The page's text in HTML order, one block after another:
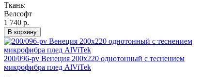
Ткань:
Велсофт
1 740 р.
В корзину
200/096-pv Венеция 200х220 однотонный с теснением
микрофибра плед AlViTek